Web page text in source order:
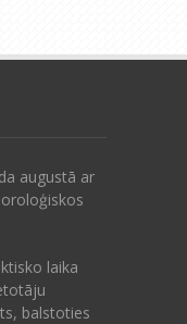
augustā ar
laika
balstoties